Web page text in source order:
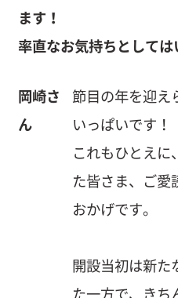
ます！
率直なお気持ちとしては
岡崎さ
ん
節目の年を迎え
いっぱいです！
これもひとえに
た皆さま、ご愛
おかげです。
開設当初は新た
た一方で、きち